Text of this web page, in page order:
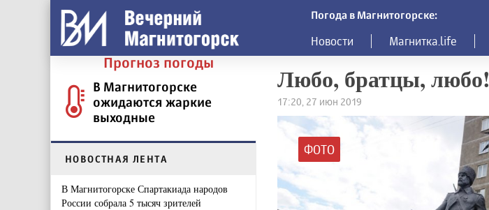
Погода в Магнитогорске:
Новости Магнитка.life
Прогноз погоды
В Магнитогорске
ожидаются жаркие
выходные
НОВОСТНАЯ ЛЕНТА
В Магнитогорске Спартакиада народов
России собрала 5 тысяч зрителей
Любо, братцы, любо!
17:20, 27 июн 2019
ФОТО